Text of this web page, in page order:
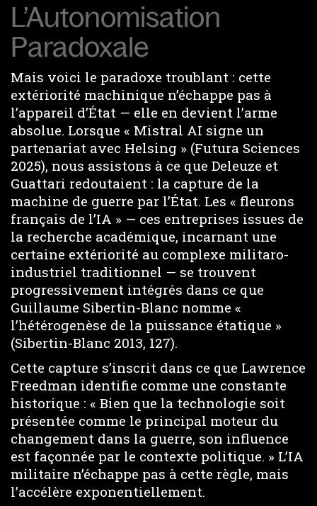
L’Autonomisation
Paradoxale
Mais voici le paradoxe troublant : cette
extériorité machinique n’échappe pas à
l’appareil d’État — elle en devient l’arme
absolue. Lorsque « Mistral AI signe un
partenariat avec Helsing » (Futura Sciences
2025), nous assistons à ce que Deleuze et
Guattari redoutaient : la capture de la
machine de guerre par l’État. Les « fleurons
français de l’IA » — ces entreprises issues de
la recherche académique, incarnant une
certaine extériorité au complexe militaro-
industriel traditionnel — se trouvent
progressivement intégrés dans ce que
Guillaume Sibertin-Blanc nomme «
l’hétérogenèse de la puissance étatique »
(Sibertin-Blanc 2013, 127).
Cette capture s’inscrit dans ce que Lawrence
Freedman identifie comme une constante
historique : « Bien que la technologie soit
présentée comme le principal moteur du
changement dans la guerre, son influence
est façonnée par le contexte politique. » L’IA
militaire n’échappe pas à cette règle, mais
l’accélère exponentiellement.